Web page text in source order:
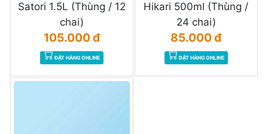
Satori 1.5L (Thùng / 12
chai)
105.000 đ
ĐẶT HÀNG ONLINE
Hikari 500ml (Thùng /
24 chai)
85.000 đ
ĐẶT HÀNG ONLINE